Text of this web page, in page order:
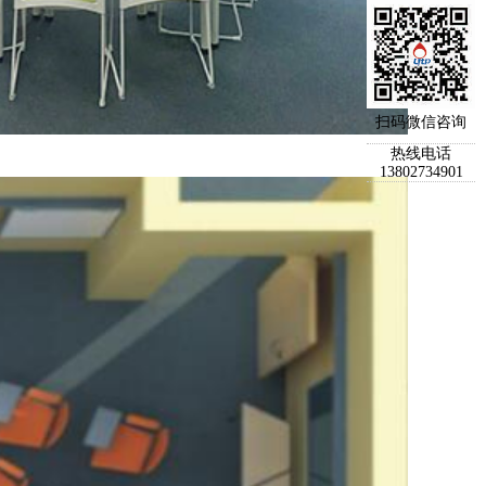
扫码微信咨询
热线电话
13802734901